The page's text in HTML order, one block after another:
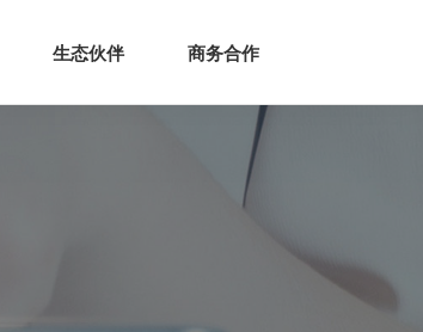
新闻资讯 生态伙伴
生态伙伴 商务合作